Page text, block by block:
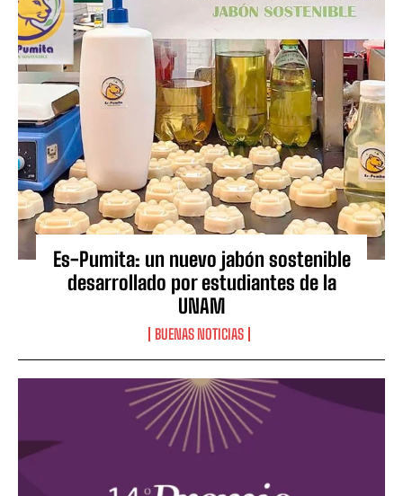
Es-Pumita: un nuevo jabón sostenible
desarrollado por estudiantes de la
UNAM
BUENAS NOTICIAS